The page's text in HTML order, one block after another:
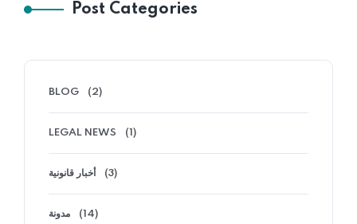
Post Categories
BLOG (2)
LEGAL NEWS (1)
أخبار قانونية (3)
مدونة (14)